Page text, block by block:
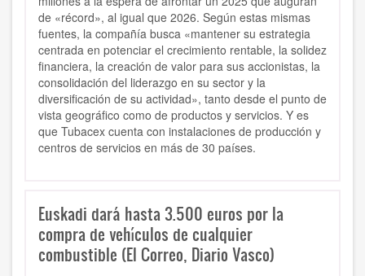
de «récord», al igual que 2026. Según estas mismas
fuentes, la compañía busca «mantener su estrategia
centrada en potenciar el crecimiento rentable, la solidez
financiera, la creación de valor para sus accionistas, la
consolidación del liderazgo en su sector y la
diversificación de su actividad», tanto desde el punto de
vista geográfico como de productos y servicios. Y es
que Tubacex cuenta con instalaciones de producción y
centros de servicios en más de 30 países.
Euskadi dará hasta 3.500 euros por la
compra de vehículos de cualquier
combustible (El Correo, Diario Vasco)